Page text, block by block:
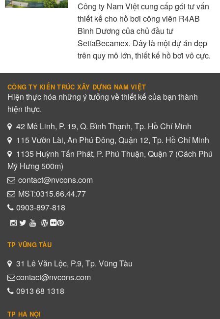
Công ty Nam Việt cung cấp gói tư vấn
thiết kế cho hồ bơi công viên R4AB
Bình Dương của chủ đầu tư
SetiaBecamex. Đây là một dự án đẹp
trên quy mô lớn, thiết kế hồ bơi vô cực.
CÔNG TY KIẾN TRÚC XÂY DỰNG NAM VIỆT
Hiện thực hóa những ý tưởng về thiết kế của bạn thành
hiện thực.
42 Mê Linh, P. 19, Q. Bình Thạnh, Tp. Hồ Chí Minh
115 Vườn Lài, An Phú Đông, Quận 12, Tp. Hồ Chí Minh
1135 Huỳnh Tấn Phát, P. Phú Thuận, Quận 7 (Cách Phú
Mỹ Hưng 500m)
contact@nvcons.com
MST:0315.66.44.77
0903-897-818
TP VŨNG TÀU
31 Lê Văn Lộc, P.9, Tp. Vũng Tàu
contact@nvcons.com
0913 68 1318
TP HÀ NỘI